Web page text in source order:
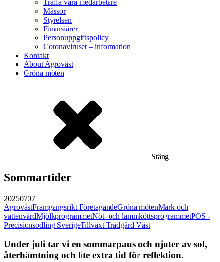
Träffa våra medarbetare
Mässor
Styrelsen
Finansiärer
Personuppgiftspolicy
Coronaviruset – information
Kontakt
About Agroväst
Gröna möten
Stäng
Sommartider
20250707
AgrovästFramgångsrikt FöretagandeGröna mötenMark och
vattenvårdMjölkprogrammetNöt- och lammköttsprogrammetPOS -
Precisionsodling SverigeTillväxt Trädgård Väst
Under juli tar vi en sommarpaus och njuter av sol,
återhämtning och lite extra tid för reflektion.